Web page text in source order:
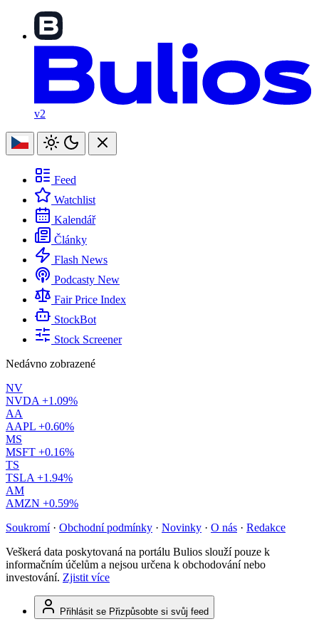
v2
Feed
Watchlist
Kalendář
Články
Flash News
Podcasty New
Fair Price Index
StockBot
Stock Screener
Nedávno zobrazené
NV
NVDA +1.09%
AA
AAPL +0.60%
MS
MSFT +0.16%
TS
TSLA +1.94%
AM
AMZN +0.59%
Soukromí · Obchodní podmínky · Novinky · O nás · Redakce
Veškerá data poskytovaná na portálu Bulios slouží pouze k
informačním účelům a nejsou určena k obchodování nebo
investování. Zjistit více
Přihlásit se Přizpůsobte si svůj feed